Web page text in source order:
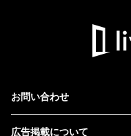
お問い合わせ
広告掲載について